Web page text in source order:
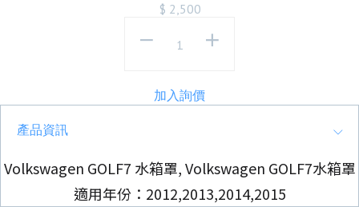
$ 2,500
加入詢價
產品資訊
Volkswagen GOLF7 水箱罩, Volkswagen GOLF7水箱罩
適用年份：2012,2013,2014,2015